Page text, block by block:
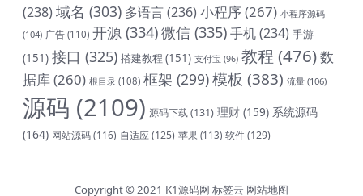
(238)域名 (303) 多语言(236) 小程序(267) 小程序源码
(104) 广告 (110) 开源 (334)微信 (335)手机(234) 手游
(151) 接口 (325) 搭建教程 (151) 支付宝 (96) 教程 (476)数
据库(260) 根目录 (108) 框架 (299)模板 (383) 流量 (106)
源码 (2109) 源码下载(131) 理财 (159) 系统源码
(164) 网站源码(116) 自适应(125) 苹果 (113) 软件(129)
Copyright © 2021 K1源码网 标签云 网站地图